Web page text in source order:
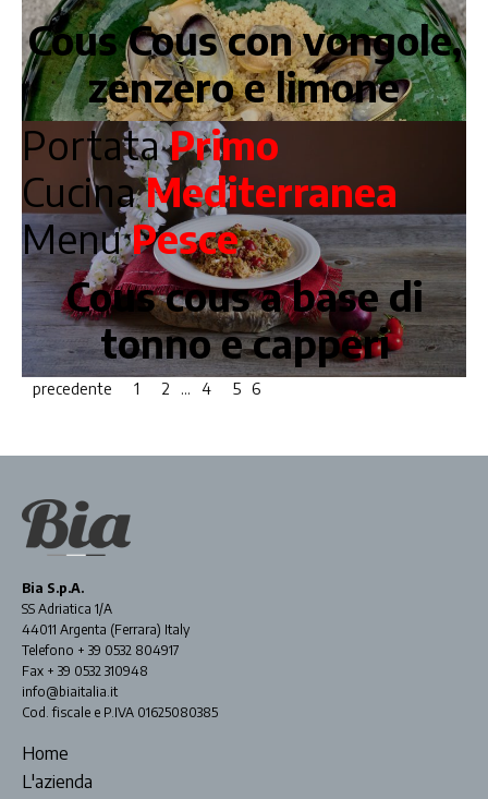
Cous Cous con vongole,
zenzero e limone
PortataPrimo
CucinaMediterranea
MenuPesce
Cous cous a base di
tonno e capperi
precedente 1 2 … 4 5 6
Bia S.p.A.
SS Adriatica 1/A
44011 Argenta (Ferrara) Italy
Telefono + 39 0532 804917
Fax + 39 0532 310948
info@biaitalia.it
Cod. fiscale e P.IVA 01625080385
Home
L'azienda